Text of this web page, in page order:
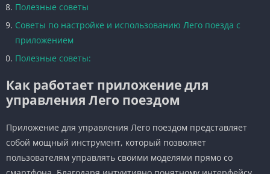
Полезные советы
Советы по настройке и использованию Лего поезда с
приложением
Полезные советы:
Как работает приложение для
управления Лего поездом
Приложение для управления Лего поездом представляет
собой мощный инструмент, который позволяет
пользователям управлять своими моделями прямо со